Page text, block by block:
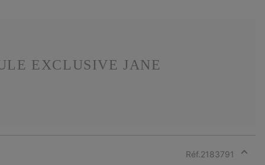
EXCLUSIVE JANE
Réf. 2183791